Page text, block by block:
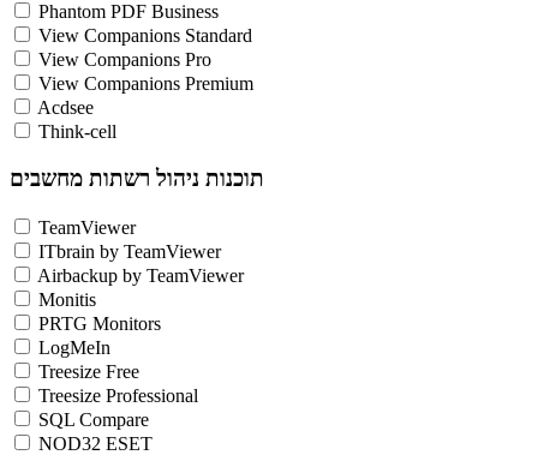
Phantom PDF Business
View Companions Standard
View Companions Pro
View Companions Premium
Acdsee
Think-cell
תוכנות ניהול רשתות מחשבים
TeamViewer
ITbrain by TeamViewer
Airbackup by TeamViewer
Monitis
PRTG Monitors
LogMeIn
Treesize Free
Treesize Professional
SQL Compare
NOD32 ESET